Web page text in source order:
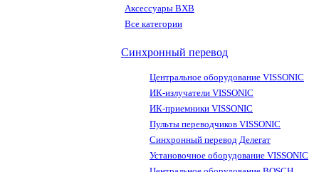
Аксессуары BXB
Все категории
Синхронный перевод
Центральное оборудование VISSONIC
ИК-излучатели VISSONIC
ИК-приемники VISSONIC
Пульты переводчиков VISSONIC
Синхронный перевод Делегат
Установочное оборудование VISSONIC